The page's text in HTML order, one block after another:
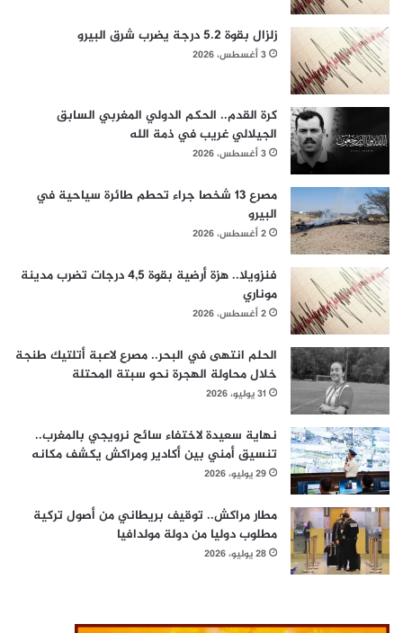
زلزال بقوة 5.2 درجة يضرب شرق البيرو
3 أغسطس، 2026
كرة القدم.. الحكم الدولي المغربي السابق
الجيلالي غريب في ذمة الله
3 أغسطس، 2026
مصرع 13 شخصا جراء تحطم طائرة سياحية في
البيرو
2 أغسطس، 2026
فنزويلا.. هزة أرضية بقوة 4,5 درجات تضرب مدينة
موناري
2 أغسطس، 2026
الحلم انتهى في البحر.. مصرع لاعبة أتلتيك طنجة
خلال محاولة الهجرة نحو سبتة المحتلة
31 يوليو، 2026
نهاية سعيدة لاختفاء سائح نرويجي بالمغرب..
تنسيق أمني بين أكادير ومراكش يكشف مكانه
29 يوليو، 2026
مطار مراكش.. توقيف بريطاني من أصول تركية
مطلوب دوليا من دولة مولدافيا
28 يوليو، 2026